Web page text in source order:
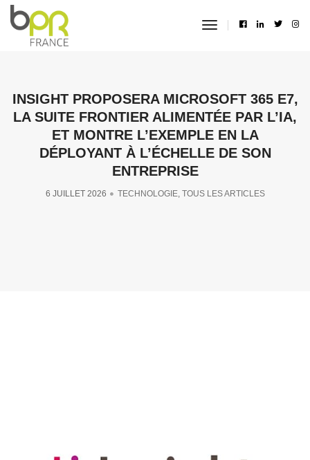
toggle
INSIGHT PROPOSERA MICROSOFT 365 E7,
LA SUITE FRONTIER ALIMENTÉE PAR L’IA,
ET MONTRE L’EXEMPLE EN LA
DÉPLOYANT À L’ÉCHELLE DE SON
ENTREPRISE
6 JUILLET 2026 TECHNOLOGIE, TOUS LES ARTICLES